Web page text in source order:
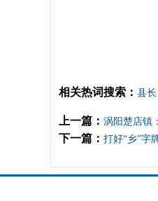
相关热词搜索： 县长
上一篇： 涡阳楚店镇
下一篇： 打好“乡”字